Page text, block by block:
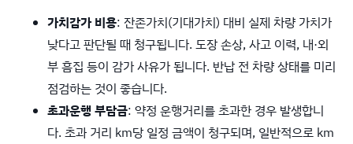
가치감가 비용: 잔존가치(기대가치) 대비 실제 차량 가치가
낮다고 판단될 때 청구됩니다. 도장 손상, 사고 이력, 내·외
부 흠집 등이 감가 사유가 됩니다. 반납 전 차량 상태를 미리
점검하는 것이 좋습니다.
초과운행 부담금: 약정 운행거리를 초과한 경우 발생합니
다. 초과 거리 km당 일정 금액이 청구되며, 일반적으로 km